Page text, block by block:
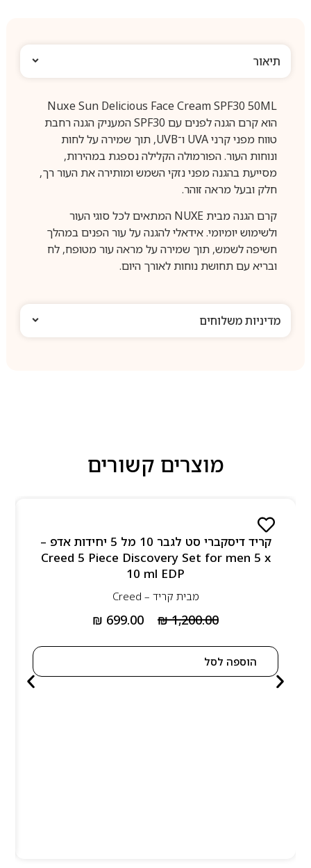
תיאור
Nuxe Sun Delicious Face Cream SPF30 50ML
הוא קרם הגנה לפנים עם SPF30 המעניק הגנה רחבת
טווח מפני קרני UVA ו־UVB, תוך שמירה על לחות
ונוחות העור. הפורמולה הקלילה נספגת במהירות,
מסייעת בהגנה מפני נזקי השמש ומותירה את העור רך,
חלק ובעל מראה זוהר.
קרם הגנה מבית NUXE המתאים לכל סוגי העור
ולשימוש יומיומי. אידאלי להגנה על עור הפנים במהלך
חשיפה לשמש, תוך שמירה על מראה עור מטופח, לח
ובריא עם תחושת נוחות לאורך היום.
מדיניות משלוחים
מוצרים קשורים
קריד דיסקברי סט לגבר 10 מל 5 יחידות אדפ –
Creed 5 Piece Discovery Set for men 5 x
10 ml EDP
מבית קריד – Creed
₪1,200.00
₪ 699.00
הוספה לסל